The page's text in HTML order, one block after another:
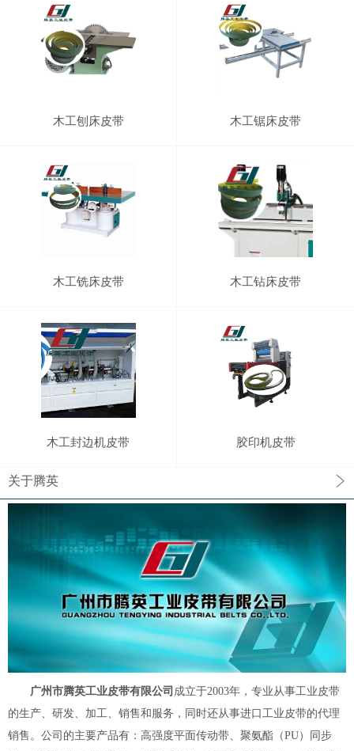
木工刨床皮带 木工锯床皮带
木工铣床皮带 木工钻床皮带
木工封边机皮带 胶印机皮带
关于腾英
广州市腾英工业皮带有限公司 成立于2003年，专业从事工业皮带
的生产、研发、加工、销售和服务，同时还从事进口工业皮带的代理
销售。公司的主要产品有：高强度平面传动带、聚氨酯（PU）同步